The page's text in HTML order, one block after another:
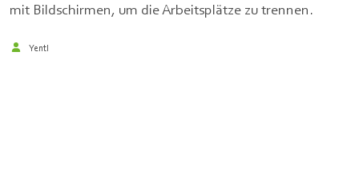
mit Bildschirmen, um die Arbeitsplätze zu trennen.
Yentl